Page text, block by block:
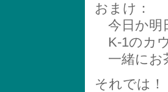
おまけ：
今日か明
K-1のカ
一緒にお
それでは！